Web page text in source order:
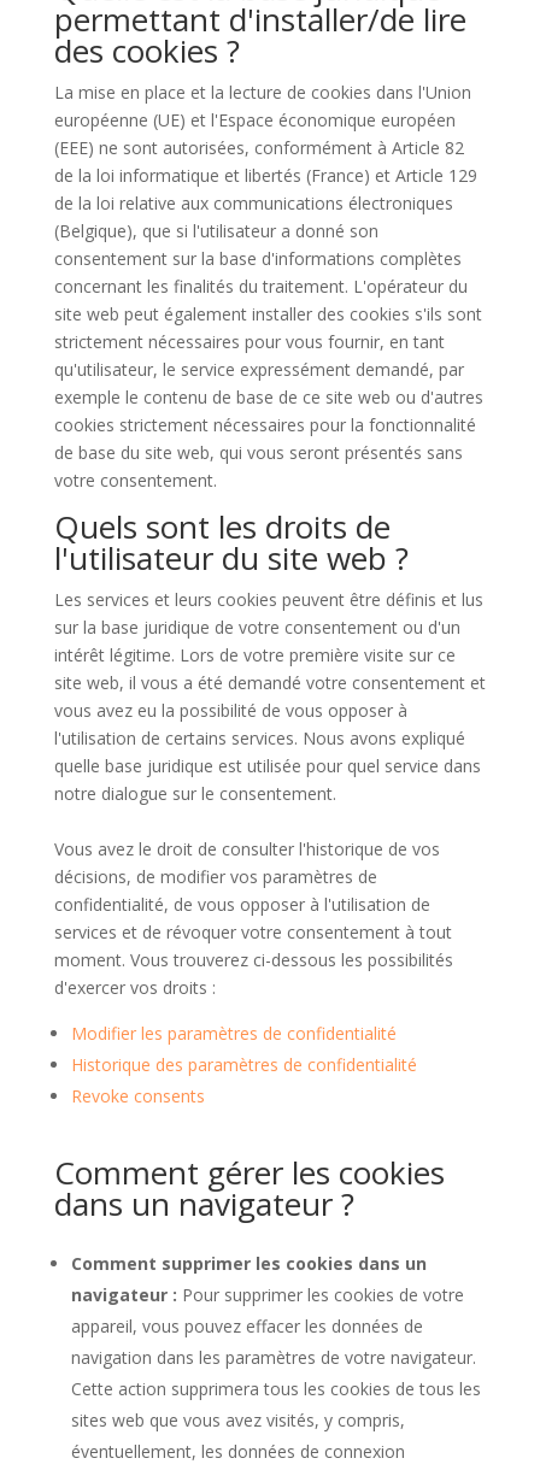
permettant d'installer/de lire
des cookies ?
La mise en place et la lecture de cookies dans l'Union
européenne (UE) et l'Espace économique européen
(EEE) ne sont autorisées, conformément à Article 82
de la loi informatique et libertés (France) et Article 129
de la loi relative aux communications électroniques
(Belgique), que si l'utilisateur a donné son
consentement sur la base d'informations complètes
concernant les finalités du traitement. L'opérateur du
site web peut également installer des cookies s'ils sont
strictement nécessaires pour vous fournir, en tant
qu'utilisateur, le service expressément demandé, par
exemple le contenu de base de ce site web ou d'autres
cookies strictement nécessaires pour la fonctionnalité
de base du site web, qui vous seront présentés sans
votre consentement.
Quels sont les droits de
l'utilisateur du site web ?
Les services et leurs cookies peuvent être définis et lus
sur la base juridique de votre consentement ou d'un
intérêt légitime. Lors de votre première visite sur ce
site web, il vous a été demandé votre consentement et
vous avez eu la possibilité de vous opposer à
l'utilisation de certains services. Nous avons expliqué
quelle base juridique est utilisée pour quel service dans
notre dialogue sur le consentement.
Vous avez le droit de consulter l'historique de vos
décisions, de modifier vos paramètres de
confidentialité, de vous opposer à l'utilisation de
services et de révoquer votre consentement à tout
moment. Vous trouverez ci-dessous les possibilités
d'exercer vos droits :
Modifier les paramètres de confidentialité
Historique des paramètres de confidentialité
Revoke consents
Comment gérer les cookies
dans un navigateur ?
Comment supprimer les cookies dans un
navigateur : Pour supprimer les cookies de votre
appareil, vous pouvez effacer les données de
navigation dans les paramètres de votre navigateur.
Cette action supprimera tous les cookies de tous les
sites web que vous avez visités, y compris,
éventuellement, les données de connexion